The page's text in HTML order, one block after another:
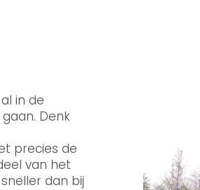
in de
Denk
precies de
van het
dan bij